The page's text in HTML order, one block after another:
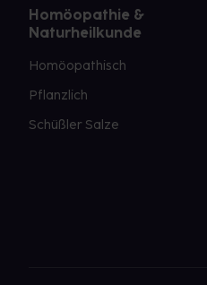
Homöopathie &
Naturheilkunde
Homöopathisch
Pflanzlich
Schüßler Salze